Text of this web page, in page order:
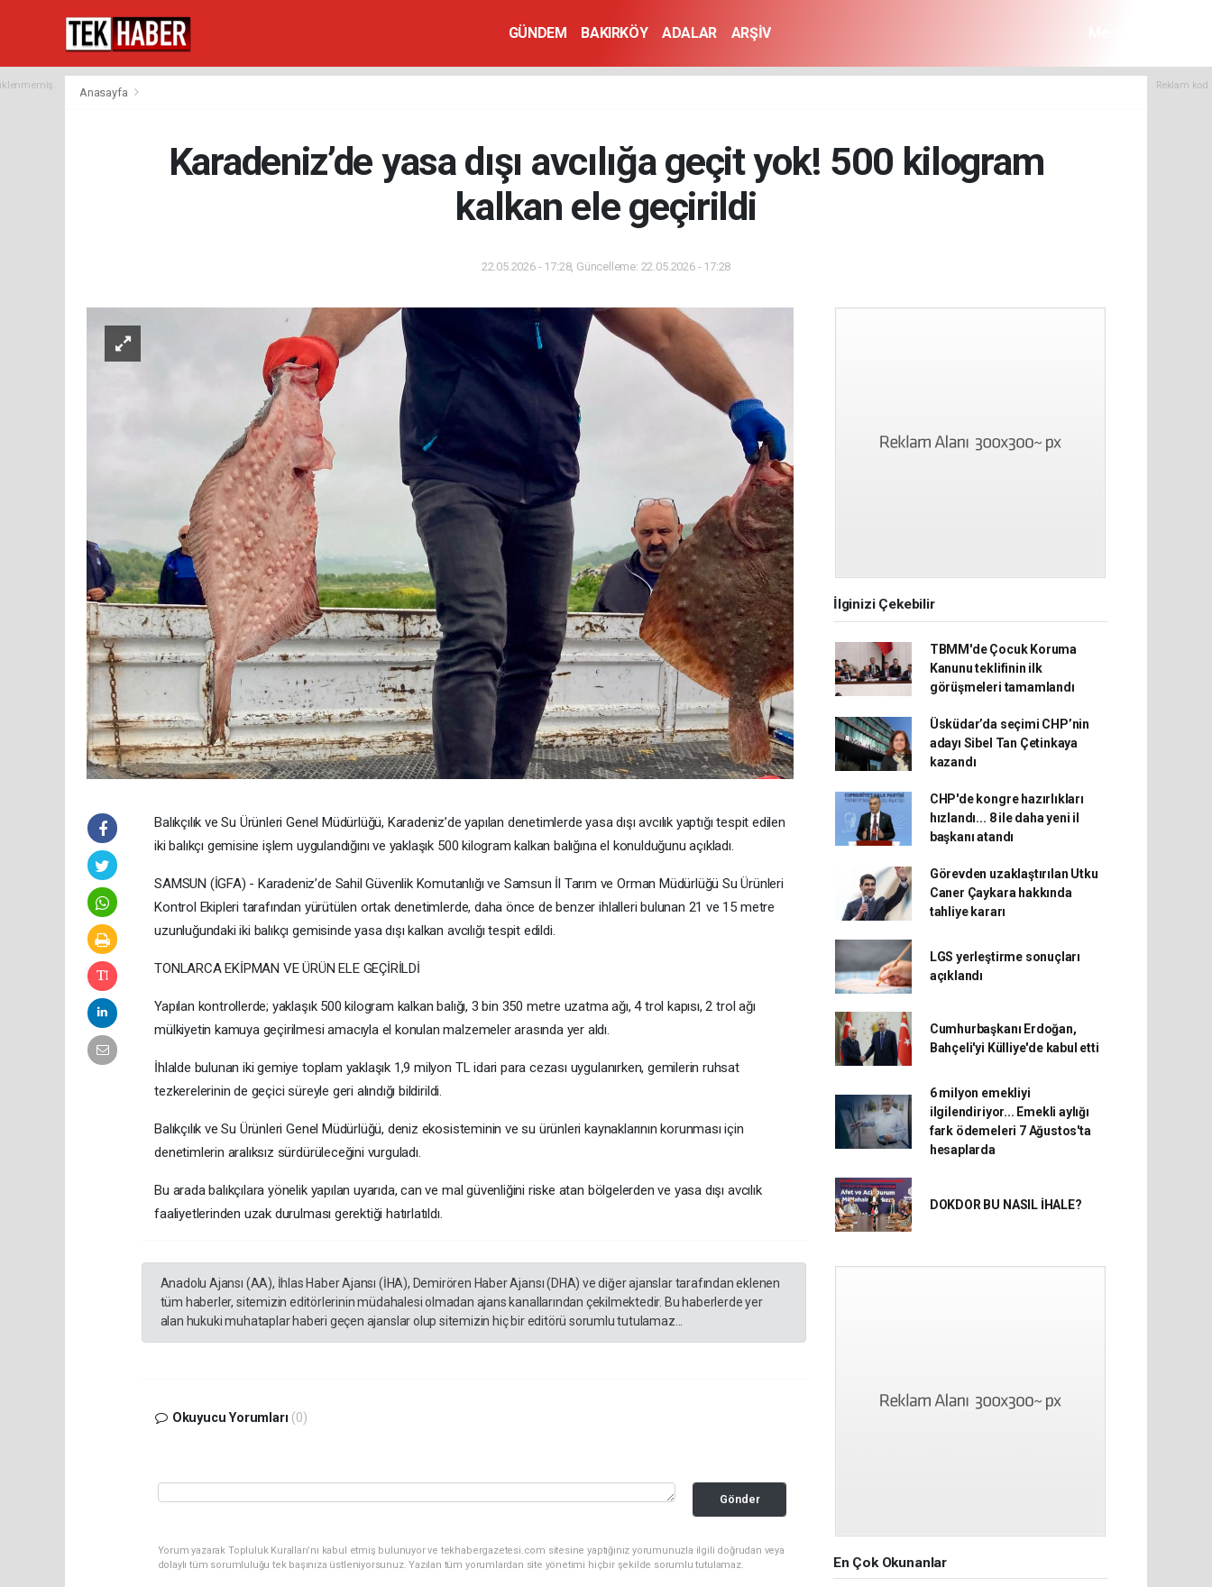
GÜNDEM BAKIRKÖY ADALAR ARŞİV
Reklam
Anasayfa
Karadeniz’de yasa dışı avcılığa geçit yok! 500 kilogram
kalkan ele geçirildi
22.05.2026 - 17:28, Güncelleme: 22.05.2026 - 17:28
Balıkçılık ve Su Ürünleri Genel Müdürlüğü, Karadeniz’de yapılan denetimlerde yasa dışı avcılık yaptığı tespit edilen
iki balıkçı gemisine işlem uygulandığını ve yaklaşık 500 kilogram kalkan balığına el konulduğunu açıkladı.
SAMSUN (İGFA) - Karadeniz’de Sahil Güvenlik Komutanlığı ve Samsun İl Tarım ve Orman Müdürlüğü Su Ürünleri
Kontrol Ekipleri tarafından yürütülen ortak denetimlerde, daha önce de benzer ihlalleri bulunan 21 ve 15 metre
uzunluğundaki iki balıkçı gemisinde yasa dışı kalkan avcılığı tespit edildi.
TONLARCA EKİPMAN VE ÜRÜN ELE GEÇİRİLDİ
Yapılan kontrollerde; yaklaşık 500 kilogram kalkan balığı, 3 bin 350 metre uzatma ağı, 4 trol kapısı, 2 trol ağı
mülkiyetin kamuya geçirilmesi amacıyla el konulan malzemeler arasında yer aldı.
İhlalde bulunan iki gemiye toplam yaklaşık 1,9 milyon TL idari para cezası uygulanırken, gemilerin ruhsat
tezkerelerinin de geçici süreyle geri alındığı bildirildi.
Balıkçılık ve Su Ürünleri Genel Müdürlüğü, deniz ekosisteminin ve su ürünleri kaynaklarının korunması için
denetimlerin aralıksız sürdürüleceğini vurguladı.
Bu arada balıkçılara yönelik yapılan uyarıda, can ve mal güvenliğini riske atan bölgelerden ve yasa dışı avcılık
faaliyetlerinden uzak durulması gerektiği hatırlatıldı.
Anadolu Ajansı (AA), İhlas Haber Ajansı (İHA), Demirören Haber Ajansı (DHA) ve diğer ajanslar tarafından eklenen
tüm haberler, sitemizin editörlerinin müdahalesi olmadan ajans kanallarından çekilmektedir. Bu haberlerde yer
alan hukuki muhataplar haberi geçen ajanslar olup sitemizin hiç bir editörü sorumlu tutulamaz...
Okuyucu Yorumları (0)
Gönder
Yorum yazarak Topluluk Kuralları’nı kabul etmiş bulunuyor ve tekhabergazetesi.com sitesine yaptığınız yorumunuzla ilgili doğrudan veya
dolaylı tüm sorumluluğu tek başınıza üstleniyorsunuz. Yazılan tüm yorumlardan site yönetimi hiçbir şekilde sorumlu tutulamaz.
İlginizi Çekebilir
TBMM'de Çocuk Koruma
Kanunu teklifinin ilk
görüşmeleri tamamlandı
Üsküdar’da seçimi CHP’nin
adayı Sibel Tan Çetinkaya
kazandı
CHP'de kongre hazırlıkları
hızlandı... 8 ile daha yeni il
başkanı atandı
Görevden uzaklaştırılan Utku
Caner Çaykara hakkında
tahliye kararı
LGS yerleştirme sonuçları
açıklandı
Cumhurbaşkanı Erdoğan,
Bahçeli'yi Külliye'de kabul etti
6 milyon emekliyi
ilgilendiriyor... Emekli aylığı
fark ödemeleri 7 Ağustos'ta
hesaplarda
DOKDOR BU NASIL İHALE?
En Çok Okunanlar